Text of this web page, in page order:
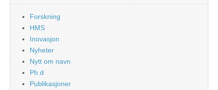
Forskning
HMS
Inovasjon
Nyheter
Nytt om navn
Ph.d
Publikasjoner